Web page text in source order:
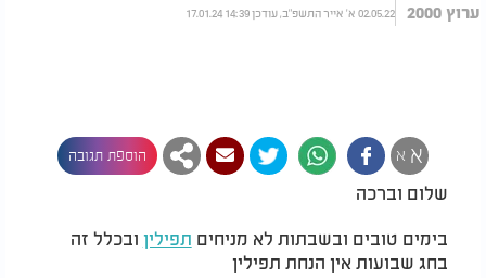
ערוץ 2000 02.05.22 א' אייר התשפ"ב, עודכן 14:39 17.01.24
א א הוספת תגובה
שלום וברכה
בימים טובים ובשבתות לא מניחים תפילין ובכלל זה
בחג שבועות אין הנחת תפילין